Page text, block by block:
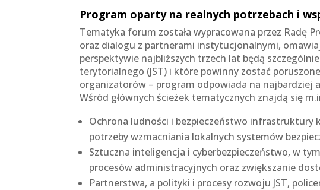
Program oparty na realnych potrzebach i
Tematyka forum została wypracowana przez Radę
oraz dialogu z partnerami instytucjonalnymi,
perspektywie najbliższych trzech lat będą
terytorialnego (JST) i które powinny zostać
organizatorów – program odpowiada na najbardziej
Wśród głównych ścieżek tematycznych znajdą się
Ochrona ludności i bezpieczeństwo infrastruktury
potrzeby wzmacniania lokalnych systemów
Sztuczna inteligencja i cyberbezpieczeństwo, w
procesów administracyjnych oraz zwiększanie
Partnerstwa, a polityki i procesy rozwoju JST,